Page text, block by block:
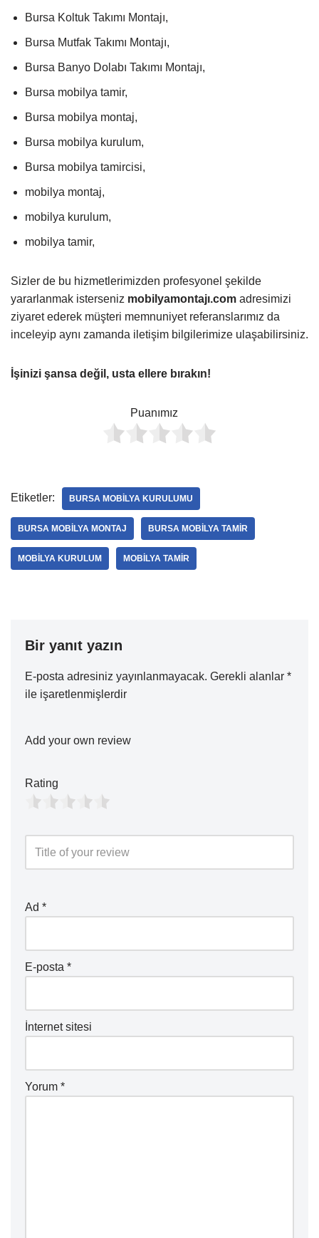
Bursa Koltuk Takımı Montajı,
Bursa Mutfak Takımı Montajı,
Bursa Banyo Dolabı Takımı Montajı,
Bursa mobilya tamir,
Bursa mobilya montaj,
Bursa mobilya kurulum,
Bursa mobilya tamircisi,
mobilya montaj,
mobilya kurulum,
mobilya tamir,
Sizler de bu hizmetlerimizden profesyonel şekilde
yararlanmak isterseniz mobilyamontajı.com adresimizi
ziyaret ederek müşteri memnuniyet referanslarımız da
inceleyip aynı zamanda iletişim bilgilerimize ulaşabilirsiniz.
İşinizi şansa değil, usta ellere bırakın!
Puanımız
Etiketler: BURSA MOBILYA KURULUMU
BURSA MOBILYA MONTAJ BURSA MOBILYA TAMIR
MOBILYA KURULUM MOBILYA TAMIR
Bir yanıt yazın
E-posta adresiniz yayınlanmayacak. Gerekli alanlar *
ile işaretlenmişlerdir
Add your own review
Rating
Ad *
E-posta *
İnternet sitesi
Yorum *